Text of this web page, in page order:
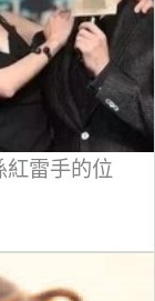
紅雷手的位